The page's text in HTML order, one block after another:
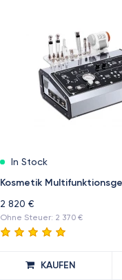
In Stock
Kosmetik
2 820 €
Ohne Steuer: 2 370 €
KAUFEN